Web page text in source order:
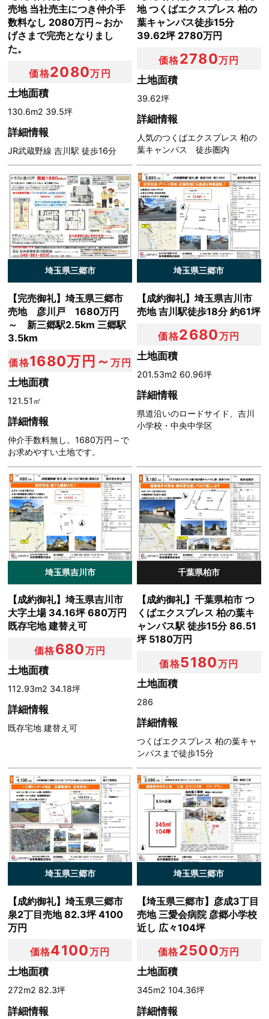
売地 当社売主につき仲介手
数料なし 2080万円～おか
げさまで完売となりまし
た。
価格2080万円
土地面積
130.6m2 39.5坪
詳細情報
JR武蔵野線 吉川駅 徒歩16分
地 つくばエクスプレス 柏の
葉キャンパス徒歩15分
39.62坪 2780万円
価格2780万円
土地面積
39.62坪
詳細情報
人気のつくばエクスプレス 柏の
葉キャンパス 徒歩圏内
埼玉県三郷市
【完売御礼】埼玉県三郷市
売地 彦川戸 1680万円
～ 新三郷駅2.5km 三郷駅
3.5km
価格1680万円～万円
土地面積
121.51㎡
詳細情報
仲介手数料無し。1680万円～で
お求めやすい土地です。
埼玉県三郷市
【成約御礼】埼玉県吉川市
売地 吉川駅徒歩18分 約61坪
価格2680万円
土地面積
201.53m2 60.96坪
詳細情報
県道沿いのロードサイド、吉川
小学校・中央中学区
埼玉県吉川市
【成約御礼】埼玉県吉川市
大字土場 34.16坪 680万円
既存宅地 建替え可
価格680万円
土地面積
112.93m2 34.18坪
詳細情報
既存宅地 建替え可
千葉県柏市
【成約御礼】千葉県柏市 つ
くばエクスプレス 柏の葉キ
ャンパス駅 徒歩15分 86.51
坪 5180万円
価格5180万円
土地面積
286
詳細情報
つくばエクスプレス 柏の葉キャ
ンパスまで徒歩15分
埼玉県三郷市
【成約御礼】埼玉県三郷市
泉2丁目売地 82.3坪 4100
万円
価格4100万円
土地面積
272m2 82.3坪
詳細情報
埼玉県三郷市
【埼玉県三郷市】彦成3丁目
売地 三愛会病院 彦郷小学校
近し 広々104坪
価格2500万円
土地面積
345m2 104.36坪
詳細情報